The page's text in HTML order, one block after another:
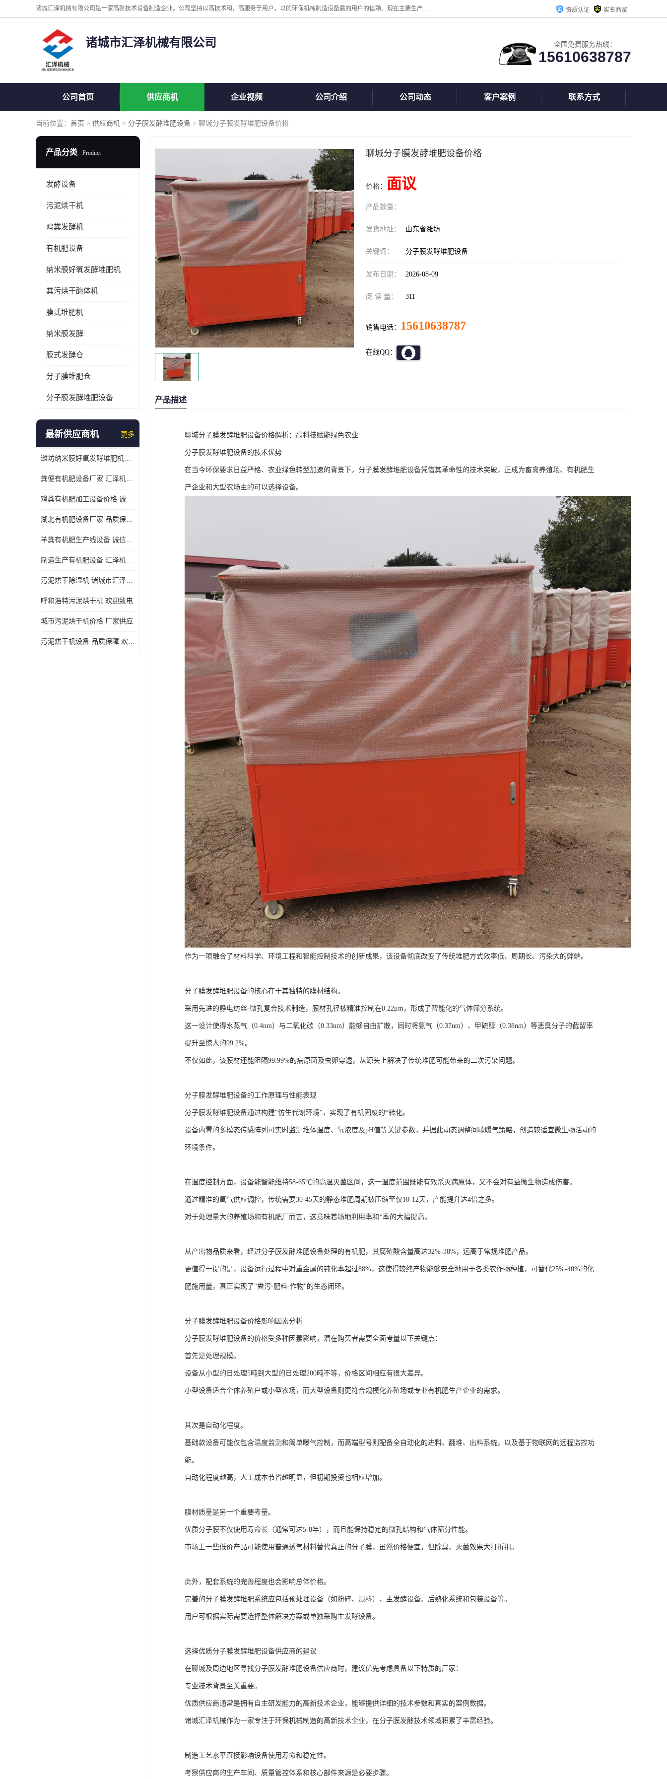
诸城汇泽机械有限公司是一家高新技术设备制造企业。公司坚持以高技术和，高服务于用户，以的环保机械制造设备赢的用户的信赖。现在主要生产死亡畜禽无害化处理和立式和卧式有机肥设备，搅拌机，烘干机，高温发酵机等。污水处理设备，固液分离机。气浮机，化制机等。公司秉承品质，用户至上，科技创新的经营理。 资质认证 实名商家
诸城市汇泽机械有限公司 全国免费服务热线：
15610638787
公司首页 供应商机 企业视频 公司介绍 公司动态 客户案例 联系方式
当前位置： 首页 > 供应商机 > 分子膜发酵堆肥设备 > 聊城分子膜发酵堆肥设备价格
产品分类 Product
发酵设备
污泥烘干机
鸡粪发酵机
有机肥设备
纳米膜好氧发酵堆肥机
粪污烘干酶体机
膜式堆肥机
纳米膜发酵
膜式发酵仓
分子膜堆肥仓
分子膜发酵堆肥设备
最新供应商机 更多
潍坊纳米膜好氧发酵堆肥机定制
粪便有机肥设备厂家 汇泽机械 免费报价
鸡粪有机肥加工设备价格 诚信卖家 致电了解
湖北有机肥设备厂家 品质保障 欢迎咨询
羊粪有机肥生产线设备 诚信卖家 致电了解
制造生产有机肥设备 汇泽机械 免费报价
污泥烘干除湿机 诸城市汇泽机械有限公司
呼和浩特污泥烘干机 欢迎致电
城市污泥烘干机价格 厂家供应
污泥烘干机设备 品质保障 欢迎咨询
聊城分子膜发酵堆肥设备价格
价格： 面议
产品数量：
发货地址： 山东省潍坊
关键词： 分子膜发酵堆肥设备
发布日期： 2026-08-09
阅 读 量： 311
销售电话： 15610638787
在线QQ：
产品描述
聊城分子膜发酵堆肥设备价格解析：高科技赋能绿色农业
分子膜发酵堆肥设备的技术优势
在当今环保要求日益严格、农业绿色转型加速的背景下，分子膜发酵堆肥设备凭借其革命性的技术突破，正成为畜禽养殖场、有机肥生
产企业和大型农场主的可以选择设备。
作为一项融合了材料科学、环境工程和智能控制技术的创新成果，该设备彻底改变了传统堆肥方式效率低、周期长、污染大的弊端。
分子膜发酵堆肥设备的核心在于其独特的膜材结构。
采用先进的静电纺丝-微孔复合技术制造，膜材孔径被精准控制在0.22μm，形成了智能化的气体筛分系统。
这一设计使得水蒸气（0.4nm）与二氧化碳（0.33nm）能够自由扩散，同时将氨气（0.37nm）、甲硫醇（0.38nm）等恶臭分子的截留率
提升至惊人的99.2%。
不仅如此，该膜材还能阻隔99.99%的病原菌及虫卵穿透，从源头上解决了传统堆肥可能带来的二次污染问题。
分子膜发酵堆肥设备的工作原理与性能表现
分子膜发酵堆肥设备通过构建"仿生代谢环境"，实现了有机固废的*转化。
设备内置的多模态传感阵列可实时监测堆体温度、氧浓度及pH值等关键参数，并据此动态调整间歇曝气策略，创造较适宜微生物活动的
环境条件。
在温度控制方面，设备能智能维持58-65℃的高温灭菌区间，这一温度范围既能有效杀灭病原体，又不会对有益微生物造成伤害。
通过精准的氧气供应调控，传统需要30-45天的静态堆肥周期被压缩至仅10-12天，产能提升达4倍之多。
对于处理量大的养殖场和有机肥厂而言，这意味着场地利用率和*率的大幅提高。
从产出物品质来看，经过分子膜发酵堆肥设备处理的有机肥，其腐殖酸含量高达32%-38%，远高于常规堆肥产品。
更值得一提的是，设备运行过程中对重金属的钝化率超过88%，这使得较终产物能够安全地用于各类农作物种植，可替代25%-40%的化
肥施用量，真正实现了"粪污-肥料-作物"的生态闭环。
分子膜发酵堆肥设备价格影响因素分析
分子膜发酵堆肥设备的价格受多种因素影响，潜在购买者需要全面考量以下关键点：
首先是处理规模。
设备从小型的日处理5吨到大型的日处理200吨不等，价格区间相应有很大差异。
小型设备适合个体养殖户或小型农场，而大型设备则更符合规模化养殖场或专业有机肥生产企业的需求。
其次是自动化程度。
基础款设备可能仅包含温度监测和简单曝气控制，而高端型号则配备全自动化的进料、翻堆、出料系统，以及基于物联网的远程监控功
能。
自动化程度越高，人工成本节省越明显，但初期投资也相应增加。
膜材质量是另一个重要考量。
优质分子膜不仅使用寿命长（通常可达5-8年），而且能保持稳定的微孔结构和气体筛分性能。
市场上一些低价产品可能使用普通透气材料替代真正的分子膜，虽然价格便宜，但除臭、灭菌效果大打折扣。
此外，配套系统的完善程度也会影响总体价格。
完善的分子膜发酵堆肥系统应包括预处理设备（如粉碎、混料）、主发酵设备、后熟化系统和包装设备等。
用户可根据实际需要选择整体解决方案或单独采购主发酵设备。
选择优质分子膜发酵堆肥设备供应商的建议
在聊城及周边地区寻找分子膜发酵堆肥设备供应商时，建议优先考虑具备以下特质的厂家：
专业技术背景至关重要。
优质供应商通常是拥有自主研发能力的高新技术企业，能够提供详细的技术参数和真实的案例数据。
诸城汇泽机械作为一家专注于环保机械制造的高新技术企业，在分子膜发酵技术领域积累了丰富经验。
制造工艺水平直接影响设备使用寿命和稳定性。
考察供应商的生产车间、质量管控体系和核心部件来源是必要步骤。